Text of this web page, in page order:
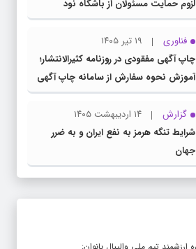
لزوم حمایت مسئولان از باشگاه نود
فناوری
۱۹ تیر ۱۴۰۵
چاپ آگهی مفقودی در روزنامه کثیرالانتشار؛
آموزش نحوه سفارش از سامانه چاپ آگهی
دات کام
گزارش
۱۴ اردیبهشت ۱۴۰۵
شرایط تنگه هرمز به نفع ایران و به ضرر
جهان